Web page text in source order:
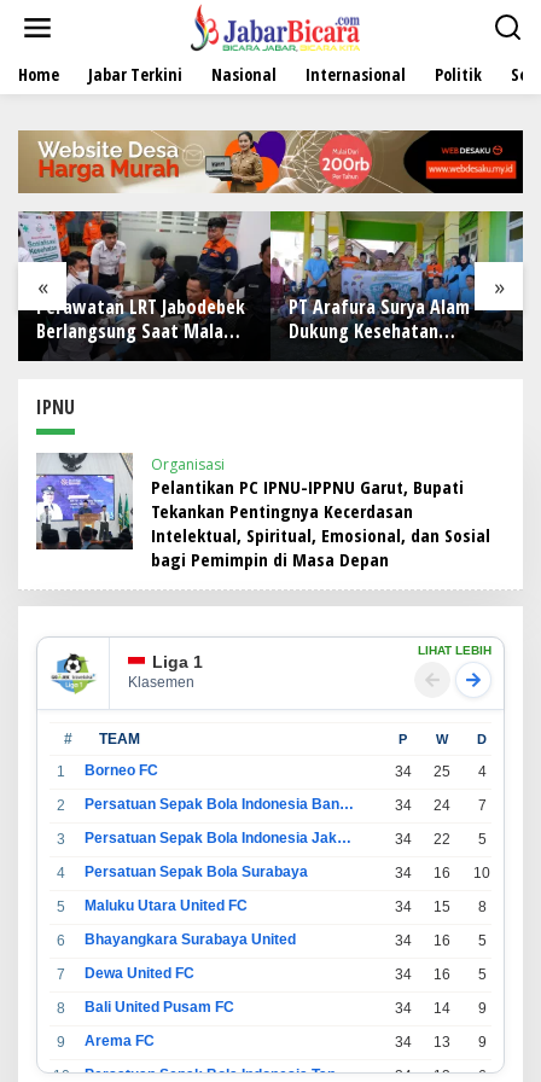
t
Home Jabar Terkini Nasional Internasional Politik
« »
Perawatan LRT Jabodebek
Berlangsung Saat Malam,
Tim Kesehatan Jaga
PT Arafura Surya Alam
Dukung Kesehatan
Masyarakat Lewat
IPNU
Organisasi
Pelantikan PC IPNU-IPPNU Garut, Bupati
Tekankan Pentingnya Kecerdasan
Intelektual, Spiritual, Emosional, dan Sosial
bagi Pemimpin di Masa Depan
Liga 1
Klasemen
LIHAT LEBIH
# TEAM P W D
1 Borneo FC 34 25 4
2
Persatuan Sepak Bola Indonesia Bandung 34 24 7
3
Persatuan Sepak Bola Indonesia Jakarta 34 22 5
4
Persatuan Sepak Bola Surabaya 34 16 10
5
Maluku Utara United FC 34 15 8
6
Bhayangkara Surabaya United 34 16 5
7
Dewa United FC 34 16 5
8
Bali United Pusam FC 34 14 9
9
Arema FC 34 13 9
10
Persatuan Sepak Bola Indonesia Tangerang 34 13 6